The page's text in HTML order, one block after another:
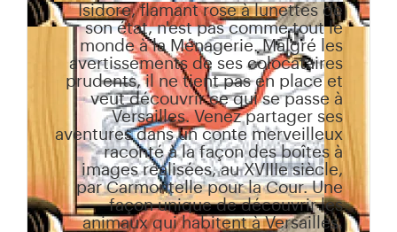
Isidore, flamant rose à lunettes de
son état, n'est pas comme tout le
monde à la Ménagerie. Malgré les
avertissements de ses colocataires
prudents, il ne tient pas en place et
veut découvrir ce qui se passe à
Versailles. Venez partager ses
aventures dans un conte merveilleux
raconté à la façon des boîtes à
images réalisées, au XVIIIe siècle,
par Carmontelle pour la Cour. Une
façon unique de découvrir les
animaux qui habitent à Versailles.